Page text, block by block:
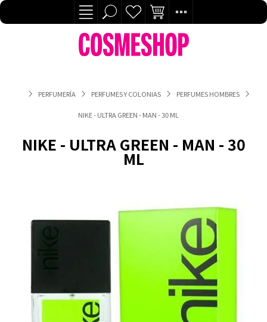
PERFUMERÍA PERFUMES Y COLONIAS PERFUMES HOMBRES
NIKE - ULTRA GREEN - MAN - 30 ML
NIKE - ULTRA GREEN - MAN - 30
ML